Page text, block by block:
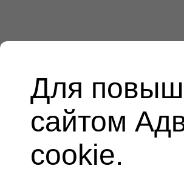
Для
сайтом
cookie.